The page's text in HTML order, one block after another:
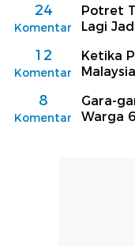
24
Komentar
Potret
Lagi
12
Komentar
Ketika
8
Komentar
Gara-
Warga